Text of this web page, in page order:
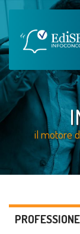
il motore
PROFESSIONE